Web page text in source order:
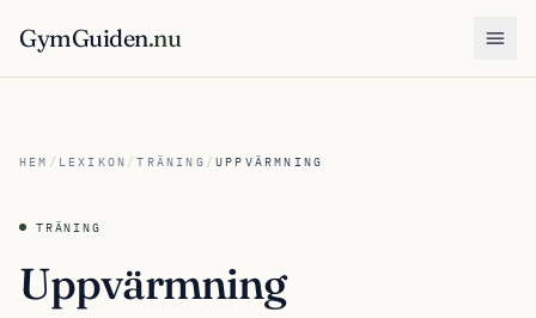
GymGuiden.nu
HEM / LEXIKON /TRÄNING /UPPVÄRMNING
TRÄNING
Uppvärmning